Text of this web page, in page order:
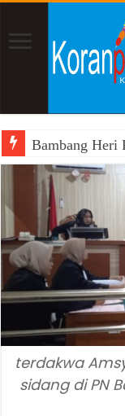
Bambang Heri
terdakwa
sidang di PN